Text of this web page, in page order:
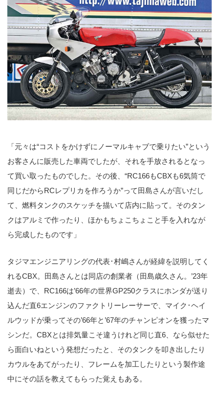
「元々は“コストをかけずにノーマルキャブで乗りたい”という
お客さんに販売した車両でしたが、それを手放されるとなっ
て買い取ったものでした。その後、“RC166もCBXも6気筒で
同じだからRCレプリカを作ろうか”って田島さんが言いだし
て、燃料タンクのスケッチを描いて店内に貼って。そのタン
クはアルミで作ったり、ほかもちょこちょこと手を入れなが
ら完成したものです」
タジマエンジニアリングの代表･村嶋さんが経緯を説明してく
れるCBX。田島さんとは同店の創業者（田島歳久さん。’23年
逝去）で、RC166は’66年の世界GP250クラスにホンダが送り
込んだ直6エンジンのファクトリーレーサーで、マイク･ヘイ
ルウッドが乗ってその’66年と’67年のチャンピオンを獲ったマ
シンだ。CBXとは排気量こそ違うけれど同じ直6、なら似せた
ら面白いねという発想だったと、そのタンクを叩き出したり
カウルをあてがったり、フレームを加工したりという製作途
中にその話を教えてもらった覚えもある。